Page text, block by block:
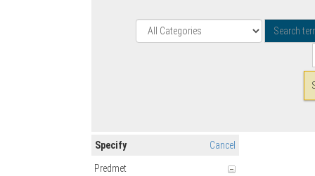
Specify Cancel
Predmet